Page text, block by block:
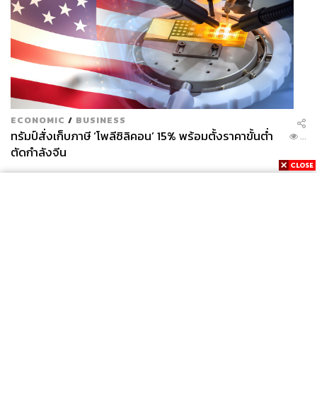
ECONOMIC / BUSINESS
ทรัมป์สั่งเก็บภาษี ‘โพลีซิลิคอน’ 15% พร้อมตั้งราคาขั้นต่ำ
ตัดกำลังจีน
...